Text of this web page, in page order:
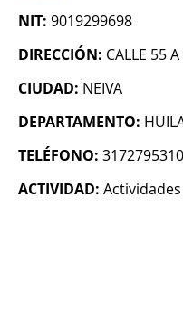
NIT: 9019299698
DIRECCIÓN: CALLE 55
CIUDAD: NEIVA
DEPARTAMENTO:
TELÉFONO: 3172795310
ACTIVIDAD: